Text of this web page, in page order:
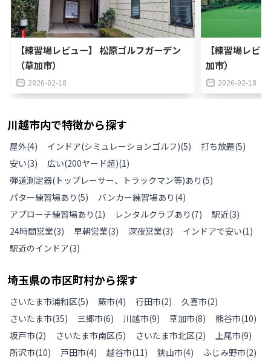
【練習場レビュー】 松原ゴルフガーデン
（草加市）
2026-02-18
【練習場レビ
加市）
2026-02-18
川越市内で特徴から探す
屋外(4) インドア(シミュレーションゴルフ)(5) 打ち放題(5)
安い(3) 広い(200ヤード超)(1)
弾道測定器(トップレーサー、トラックマン等)あり (5)
パター練習場あり (5) バンカー練習場あり (4)
アプローチ練習場あり (1) レンタルクラブあり (7) 駅近(3)
24時間営業(3) 早朝営業(3) 深夜営業(3) インドアで安い(1)
駅近のインドア(3)
埼玉県の市区町村から探す
さいたま市浦和区(5) 蕨市(4) 行田市(2) 久喜市(2)
さいたま市(35) 三郷市(6) 川越市(9) 草加市(8) 熊谷市(10)
坂戸市(2) さいたま市南区(5) さいたま市北区(2) 上尾市(9)
所沢市(10) 戸田市(4) 越谷市(11) 狭山市(4) ふじみ野市(2)